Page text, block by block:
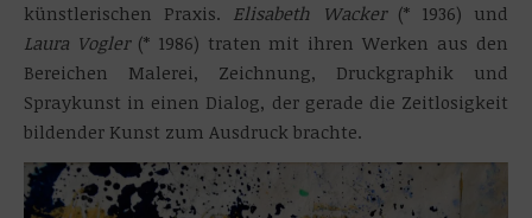
künstlerischen Praxis. Elisabeth Wacker(* 1936) und
Laura Vogler(* 1986) traten mit ihren Werken aus den
Bereichen Malerei, Zeichnung, Druckgraphik und
Spraykunst in einen Dialog, der gerade die Zeitlosigkeit
bildender Kunst zum Ausdruck brachte.